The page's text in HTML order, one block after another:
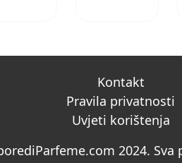
Kontakt
Pravila privatnosti
Uvjeti korištenja
2024. Sva